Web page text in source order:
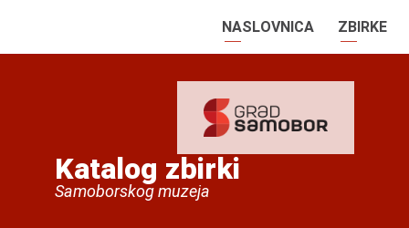
NASLOVNICA ZBIRKE
Katalog zbirki
Samoborskog muzeja